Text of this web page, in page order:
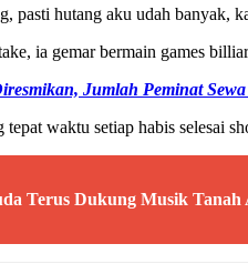
pasti hutang aku udah banyak,
ia gemar bermain games
Jumlah Peminat
waktu setiap habis selesai
Terus Dukung Musik Tanah